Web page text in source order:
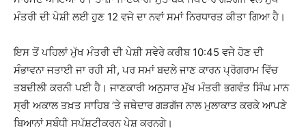
ਮੰਤਰੀ ਦੀ ਪੇਸ਼ੀ ਲਈ ਹੁਣ 12 ਵਜੇ ਦਾ ਨਵਾਂ ਸਮਾਂ ਨਿਰਧਾਰਤ ਕੀਤਾ ਗਿਆ ਹੈ।
ਇਸ ਤੋਂ ਪਹਿਲਾਂ ਮੁੱਖ ਮੰਤਰੀ ਦੀ ਪੇਸ਼ੀ ਸਵੇਰੇ ਕਰੀਬ 10:45 ਵਜੇ ਹੋਣ ਦੀ
ਸੰਭਾਵਨਾ ਜਤਾਈ ਜਾ ਰਹੀ ਸੀ, ਪਰ ਸਮਾਂ ਬਦਲੇ ਜਾਣ ਕਾਰਨ ਪ੍ਰੋਗਰਾਮ ਵਿੱਚ
ਤਬਦੀਲੀ ਕਰਨੀ ਪਈ ਹੈ। ਜਾਣਕਾਰੀ ਅਨੁਸਾਰ ਮੁੱਖ ਮੰਤਰੀ ਭਗਵੰਤ ਸਿੰਘ ਮਾਨ
ਸ੍ਰੀ ਅਕਾਲ ਤਖ਼ਤ ਸਾਹਿਬ ’ਤੇ ਜਥੇਦਾਰ ਗੜਗੱਜ ਨਾਲ ਮੁਲਾਕਾਤ ਕਰਕੇ ਆਪਣੇ
ਬਿਆਨਾਂ ਸਬੰਧੀ ਸਪੱਸ਼ਟੀਕਰਨ ਪੇਸ਼ ਕਰਨਗੇ।